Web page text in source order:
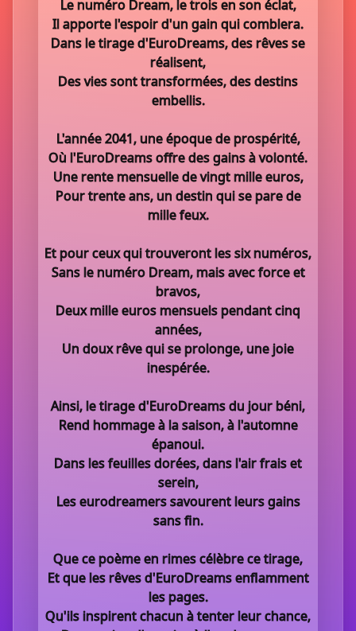
Le numéro Dream, le trois en son éclat,
Il apporte l'espoir d'un gain qui comblera.
Dans le tirage d'EuroDreams, des rêves se
réalisent,
Des vies sont transformées, des destins
embellis.
L'année 2041, une époque de prospérité,
Où l'EuroDreams offre des gains à volonté.
Une rente mensuelle de vingt mille euros,
Pour trente ans, un destin qui se pare de
mille feux.
Et pour ceux qui trouveront les six numéros,
Sans le numéro Dream, mais avec force et
bravos,
Deux mille euros mensuels pendant cinq
années,
Un doux rêve qui se prolonge, une joie
inespérée.
Ainsi, le tirage d'EuroDreams du jour béni,
Rend hommage à la saison, à l'automne
épanoui.
Dans les feuilles dorées, dans l'air frais et
serein,
Les eurodreamers savourent leurs gains
sans fin.
Que ce poème en rimes célèbre ce tirage,
Et que les rêves d'EuroDreams enflamment
les pages.
Qu'ils inspirent chacun à tenter leur chance,